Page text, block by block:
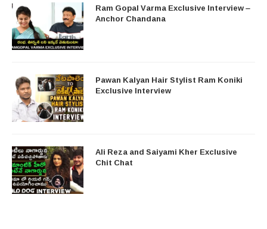
Ram Gopal Varma Exclusive Interview –
Anchor Chandana
Pawan Kalyan Hair Stylist Ram Koniki
Exclusive Interview
Ali Reza and Saiyami Kher Exclusive
Chit Chat